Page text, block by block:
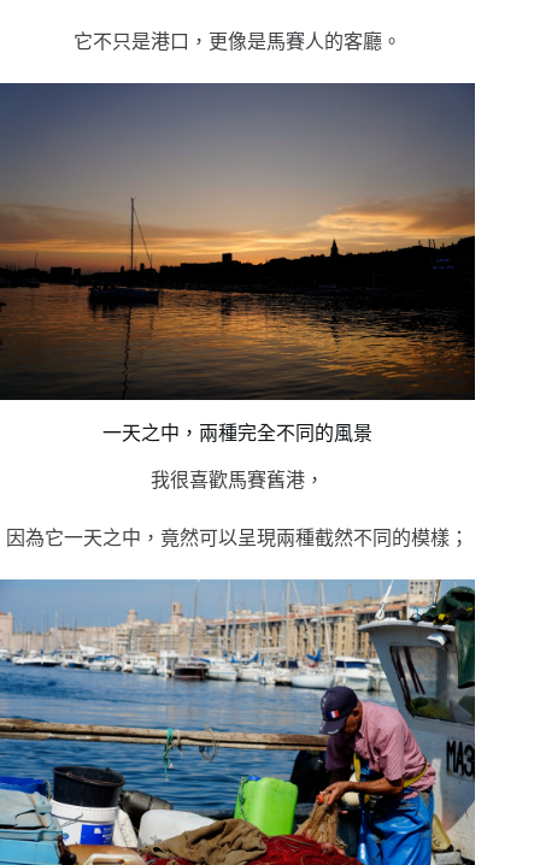
它不只是港口，更像是馬賽人的客廳。
一天之中，兩種完全不同的風景
我很喜歡馬賽舊港，
因為它一天之中，竟然可以呈現兩種截然不同的模樣；